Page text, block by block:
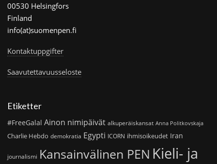
00530 Helsingfors
Finland
info(at)suomenpen.fi
Kontaktuppgifter
Saavutettavuusseloste
Etiketter
#FreeGalal Ainon nimipäivät alkuperäiskansat Anna Politkovskaja
Charlie Hebdo demokratia Egypti ICORN ihmisoikeudet Iran
journalismi Kansainvälinen PEN Kieli- ja